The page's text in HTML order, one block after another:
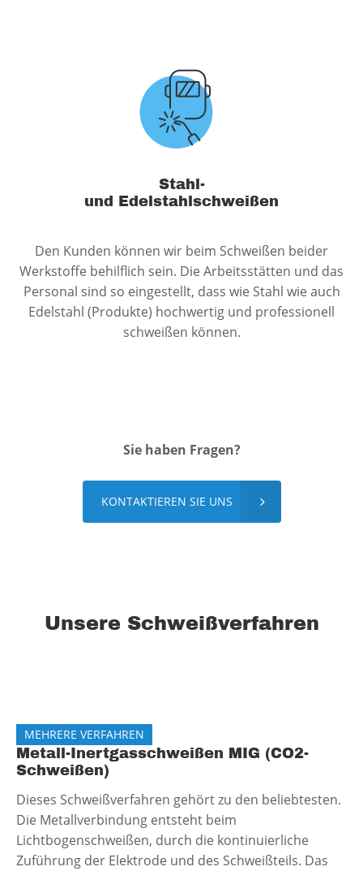
Stahl-
und Edelstahlschweißen
Den Kunden können wir beim Schweißen beider
Werkstoffe behilflich sein. Die Arbeitsstätten und das
Personal sind so eingestellt, dass wie Stahl wie auch
Edelstahl (Produkte) hochwertig und professionell
schweißen können.
Sie haben Fragen?​
KONTAKTIEREN SIE UNS
Unsere Schweißverfahren
MEHRERE VERFAHREN
Metall-Inertgasschweißen MIG (CO2-
Schweißen)
Dieses Schweißverfahren gehört zu den beliebtesten.
Die Metallverbindung entsteht beim
Lichtbogenschweißen, durch die kontinuierliche
Zuführung der Elektrode und des Schweißteils. Das